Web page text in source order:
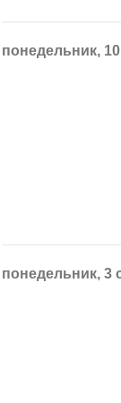
понедельник,
понедельник, 3